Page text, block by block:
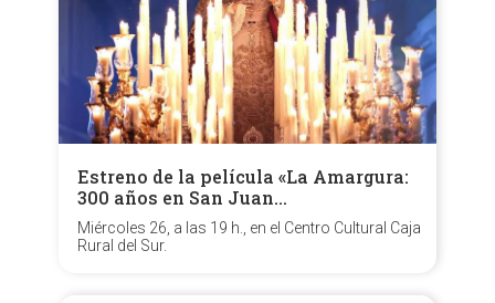
Estreno de la película «La Amargura:
300 años en San Juan…
Miércoles 26, a las 19 h., en el Centro Cultural Caja
Rural del Sur.